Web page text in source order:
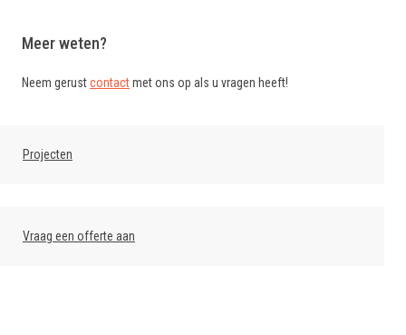
Meer weten?
Neem gerustcontactmet ons op als u vragen heeft!
Projecten
Vraag een offerte aan